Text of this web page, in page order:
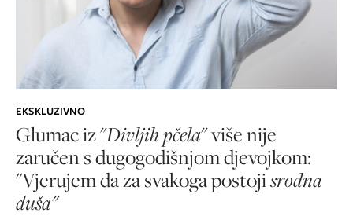
EKSKLUZIVNO
Glumac iz "Divljih pčela" više nije
zaručen s dugogodišnjom djevojkom:
"Vjerujem da za svakoga postojisrodna
duša"